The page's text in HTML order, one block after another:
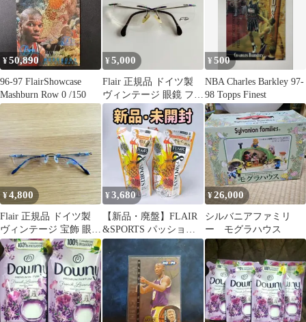
¥50,890
96-97 FlairShowcase
Mashburn Row 0 /150
¥5,000
Flair 正規品 ドイツ製
ヴィンテージ 眼鏡 フレ
アー メガネ
¥500
NBA Charles Barkley 97-
98 Topps Finest
¥4,800
Flair 正規品 ドイツ製
ヴィンテージ 宝飾 眼鏡
フレアー メガネ
¥3,680
【新品・廃盤】FLAIR
&SPORTS パッション
トロピカル 柔軟剤 詰替
え
¥26,000
シルバニアファミリ
ー モグラハウス